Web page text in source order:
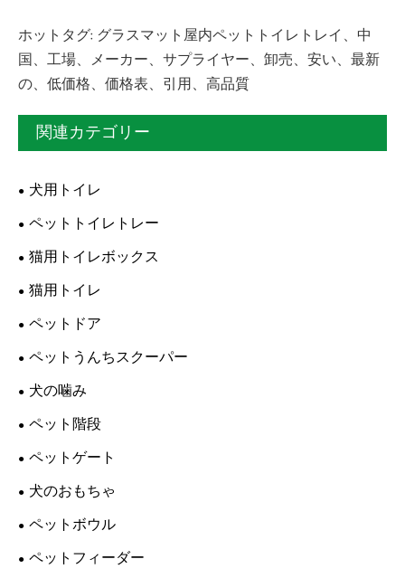
ホットタグ: グラスマット屋内ペットトイレトレイ、中
国、工場、メーカー、サプライヤー、卸売、安い、最新
の、低価格、価格表、引用、高品質
関連カテゴリー
犬用トイレ
ペットトイレトレー
猫用トイレボックス
猫用トイレ
ペットドア
ペットうんちスクーパー
犬の噛み
ペット階段
ペットゲート
犬のおもちゃ
ペットボウル
ペットフィーダー